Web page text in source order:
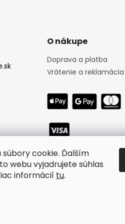
cookie. Ďalším
webu vyjadrujete súhlas
informácií tu.
O nákupe
Doprava a platba
Vrátenie a reklamácia